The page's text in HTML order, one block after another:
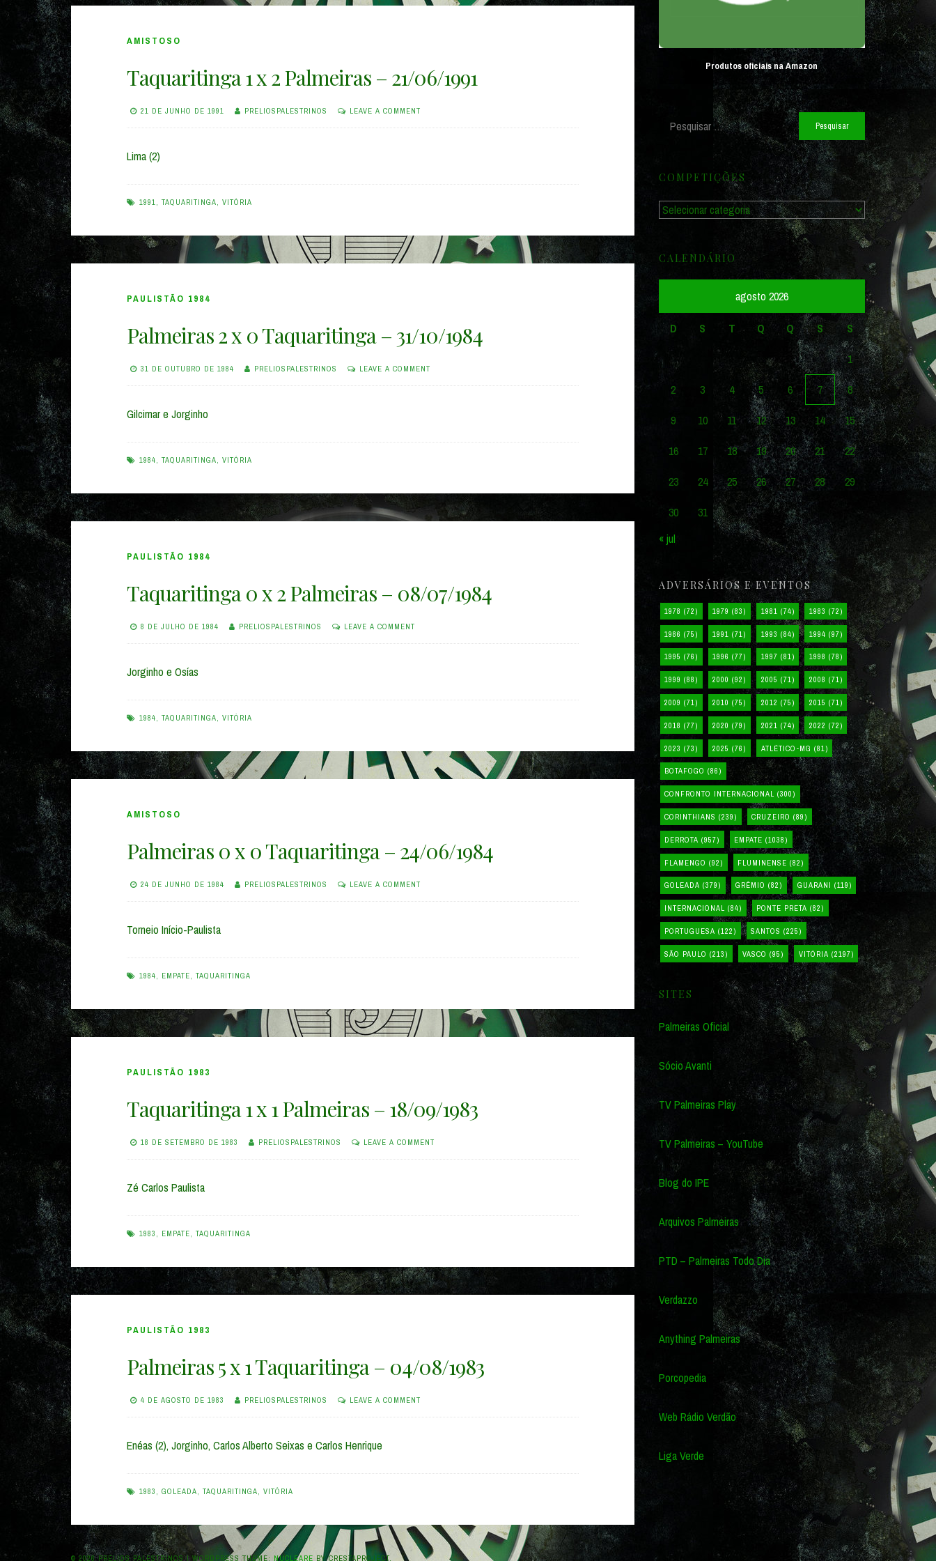
AMISTOSO
Taquaritinga 1 x 2 Palmeiras – 21/06/1991
21 DE JUNHO DE 1991 PRELIOSPALESTRINOS LEAVE A COMMENT
Lima (2)
1991 TAQUARITINGA VITÓRIA
PAULISTÃO 1984
Palmeiras 2 x 0 Taquaritinga – 31/10/1984
31 DE OUTUBRO DE 1984 PRELIOSPALESTRINOS LEAVE A COMMENT
Gilcimar e Jorginho
1984 TAQUARITINGA VITÓRIA
PAULISTÃO 1984
Taquaritinga 0 x 2 Palmeiras – 08/07/1984
8 DE JULHO DE 1984 PRELIOSPALESTRINOS LEAVE A COMMENT
Jorginho e Osías
1984 TAQUARITINGA VITÓRIA
AMISTOSO
Palmeiras 0 x 0 Taquaritinga – 24/06/1984
24 DE JUNHO DE 1984 PRELIOSPALESTRINOS LEAVE A COMMENT
Torneio Início-Paulista
1984 EMPATE TAQUARITINGA
PAULISTÃO 1983
Taquaritinga 1 x 1 Palmeiras – 18/09/1983
18 DE SETEMBRO DE 1983 PRELIOSPALESTRINOS LEAVE A COMMENT
Zé Carlos Paulista
1983 EMPATE TAQUARITINGA
PAULISTÃO 1983
Palmeiras 5 x 1 Taquaritinga – 04/08/1983
4 DE AGOSTO DE 1983 PRELIOSPALESTRINOS LEAVE A COMMENT
Enéas (2), Jorginho, Carlos Alberto Seixas e Carlos Henrique
1983 GOLEADA TAQUARITINGA VITÓRIA
Produtos oficiais na Amazon
Pesquisar
por:
COMPETIÇÕES
Competições
CALENDÁRIO
agosto 2026
D S T Q Q S
S
1
2
3 4 5 6 7
8
9
10 11 12 13 14
15
16
17 18 19 20 21
22
23
24 25 26 27 28
29
30
31
« jul
ADVERSÁRIOS E EVENTOS
1978 (72) 1979 (83) 1981 (74) 1983 (72)
1986 (75) 1991 (71) 1993 (84) 1994 (97)
1995 (76) 1996 (77) 1997 (81) 1998 (78)
1999 (88) 2000 (92) 2005 (71) 2008 (71)
2009 (71) 2010 (75) 2012 (75) 2015 (71)
2018 (77) 2020 (79) 2021 (74) 2022 (72)
2023 (73) 2025 (76) ATLÉTICO-MG (81)
BOTAFOGO (86)
CONFRONTO INTERNACIONAL (300)
CORINTHIANS (239) CRUZEIRO (89)
DERROTA (957) EMPATE (1038)
FLAMENGO (92) FLUMINENSE (82)
GOLEADA (379) GRÊMIO (82) GUARANI (119)
INTERNACIONAL (84) PONTE PRETA (82)
PORTUGUESA (122) SANTOS (225)
SÃO PAULO (213) VASCO (95) VITÓRIA (2197)
SITES
Palmeiras Oficial
Sócio Avanti
TV Palmeiras Play
TV Palmeiras – YouTube
Blog do IPE
Arquivos Palmeiras
PTD – Palmeiras Todo Dia
Verdazzo
Anything Palmeiras
Porcopedia
Web Rádio Verdão
Liga Verde
© 2026 PRÉLIOS PALESTRINOS| WORDPRESS THEME: NUCLEARE BY CRESTAPROJECT.